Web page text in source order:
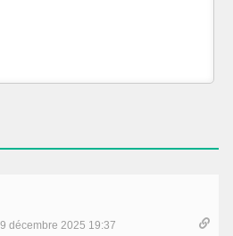
décembre 2025 19:37